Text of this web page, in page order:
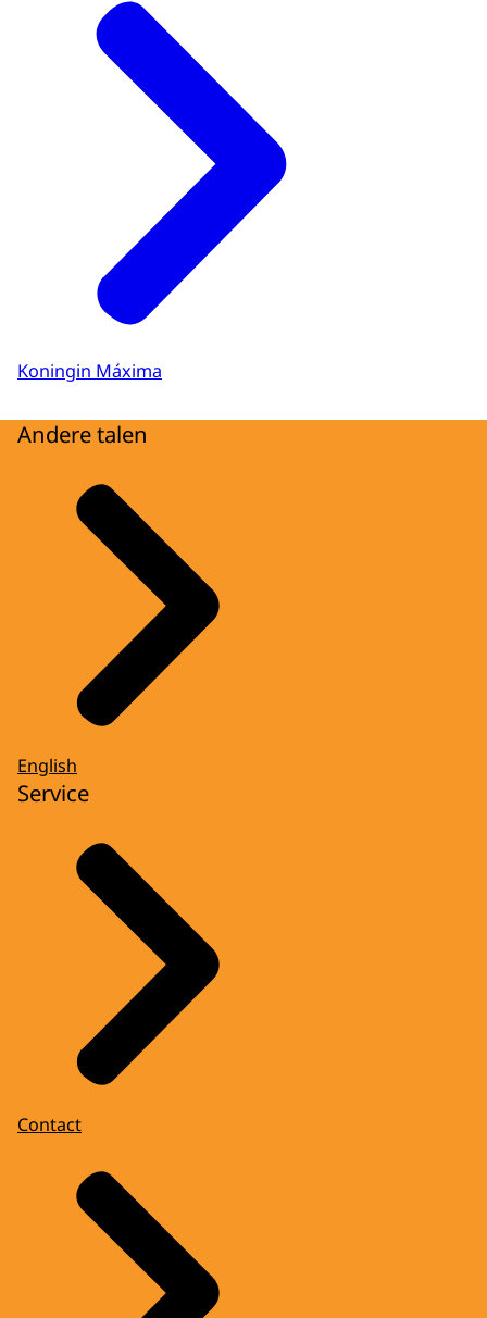
Koningin Máxima
Andere talen
English
Service
Contact